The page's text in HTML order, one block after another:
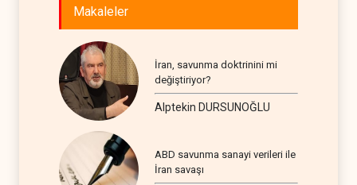
Makaleler
İran, savunma doktrinini mi
değiştiriyor?
Alptekin DURSUNOĞLU
ABD savunma sanayi verileri ile
İran savaşı